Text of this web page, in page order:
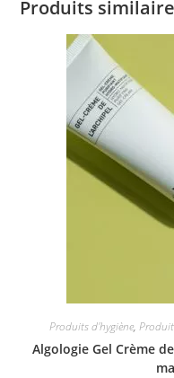
Produits
Produits d'hygiène,
Algologie Gel Crème